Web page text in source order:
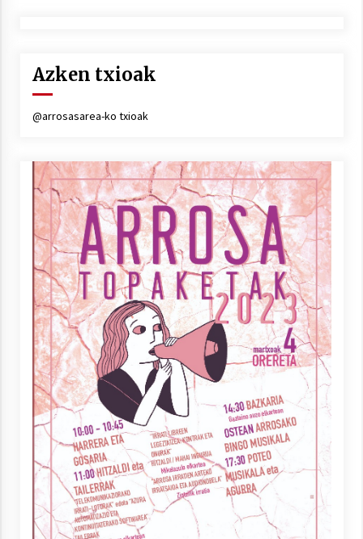
Azken txioak
@arrosasarea-ko txioak